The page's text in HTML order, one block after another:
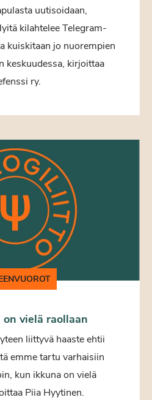
uutisoidaan,
kilahtelee Telegram-
kuiskitaan jo nuorempien
keskuudessa, kirjoittaa
ry.
vielä raollaan
liittyvä haaste ehtii
emme tartu varhaisiin
kun ikkuna on vielä
Piia Hyytinen.